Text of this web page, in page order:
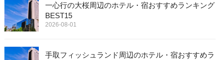
一心行の大桜周辺のホテル・宿おすすめランキング
BEST15
2026-08-01
手取フィッシュランド周辺のホテル・宿おすすめラ